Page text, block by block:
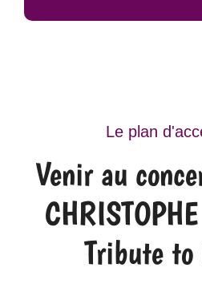
Le plan
Venir au
Tribute to